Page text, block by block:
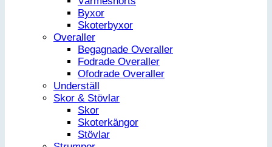
Byxor
Skoterbyxor
Overaller
Begagnade Overaller
Fodrade Overaller
Ofodrade Overaller
Underställ
Skor & Stövlar
Skor
Skoterkängor
Stövlar